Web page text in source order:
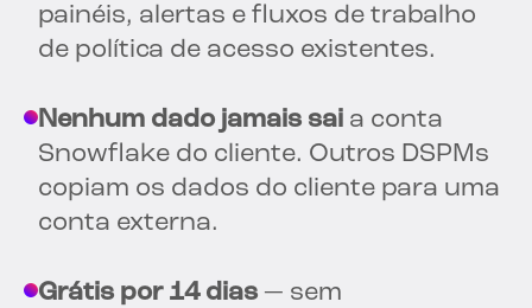
painéis, alertas e fluxos de trabalho
de política de acesso existentes.
Nenhum dado jamais sai a conta
Snowflake do cliente. Outros DSPMs
copiam os dados do cliente para uma
conta externa.
Grátis por 14 dias — sem